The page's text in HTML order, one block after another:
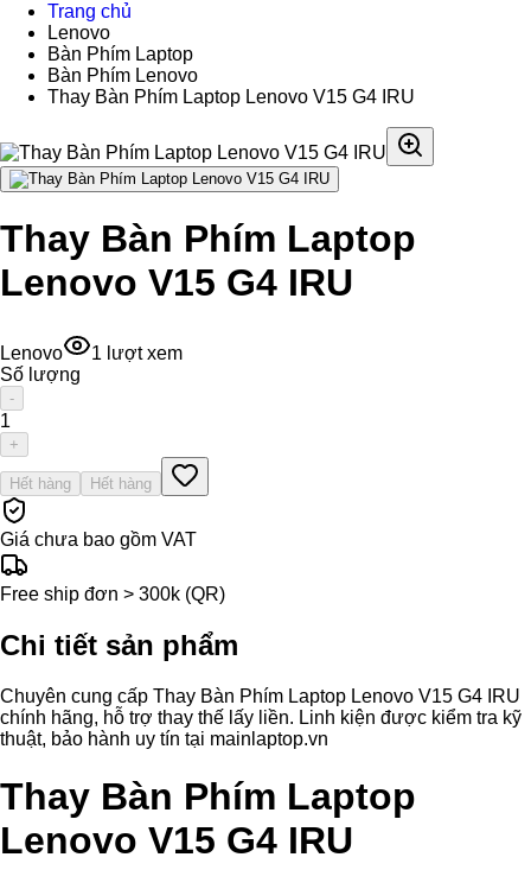
Trang chủ
Lenovo
Bàn Phím Laptop
Bàn Phím Lenovo
Thay Bàn Phím Laptop Lenovo V15 G4 IRU
Thay Bàn Phím Laptop
Lenovo V15 G4 IRU
Lenovo 1 lượt xem
Số lượng
-
1
+
Hết hàng Hết hàng
Giá chưa bao gồm VAT
Free ship đơn > 300k (QR)
Chi tiết sản phẩm
Chuyên cung cấp Thay Bàn Phím Laptop Lenovo V15 G4 IRU
chính hãng, hỗ trợ thay thế lấy liền. Linh kiện được kiểm tra kỹ
thuật, bảo hành uy tín tại mainlaptop.vn
Thay Bàn Phím Laptop
Lenovo V15 G4 IRU